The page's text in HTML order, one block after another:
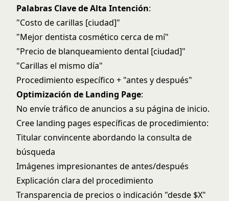
Palabras Clave de Alta Intención:
"Costo de carillas [ciudad]"
"Mejor dentista cosmético cerca de mí"
"Precio de blanqueamiento dental [ciudad]"
"Carillas el mismo día"
Procedimiento específico + "antes y después"
Optimización de Landing Page:
No envíe tráfico de anuncios a su página de inicio.
Cree landing pages específicas de procedimiento:
Titular convincente abordando la consulta de
búsqueda
Imágenes impresionantes de antes/después
Explicación clara del procedimiento
Transparencia de precios o indicación "desde $X"